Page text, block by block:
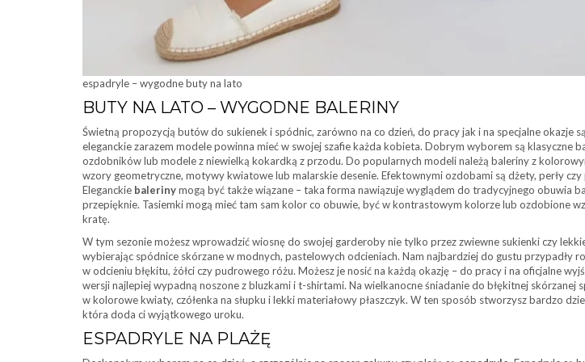
espadryle – wygodne buty na lato
BUTY NA LATO – WYGODNE BALERINY
Świetną propozycją butów do sukienek i spódnic, zarówno na co dzień, do pracy jak i na specjalne okazje są
eleganckie zarazem modele powinna mieć w swojej szafie każda kobieta. Dobrym wyborem są klasyczne
ozdobników lub modele z niewielką kokardką z przodu. Do popularnych modeli należą baleriny z
wzory geometryczne, motywy kwiatowe lub malarskie desenie. Efektownymi ozdobami są dżety, perły czy
Eleganckie balerinymogą być także wiązane – taka forma nawiązuje wyglądem do tradycyjnego obuwia
przepięknie. Tasiemki mogą mieć tam sam kolor co obuwie, być w kontrastowym kolorze lub ozdobione
kratę.
W tym sezonie możesz wprowadzić wiosnę do swojej garderoby nie tylko przez zwiewne sukienki czy
wybierając spódnice skórzane w modnych, pastelowych odcieniach. Nam najbardziej do gustu przypadły
w odcieniu błękitu, żółci czy pudrowego różu. Możesz je nosić na każdą okazję – do pracy i na oficjalne
wersji najlepiej wypadną noszone z bluzkami i t-shirtami. Na wielkanocne śniadanie do błękitnej skórzanej
w kolorowe kwiaty, czółenka na słupku i lekki materiałowy płaszczyk. W ten sposób stworzysz bardzo
która doda ci wyjątkowego uroku.
ESPADRYLE NA PLAŻĘ